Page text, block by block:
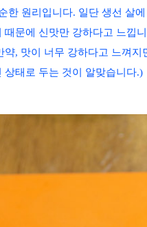
한 원리입니다. 일단 생선 살
문에 신맛만 강하다고 느낍
, 맛이 너무 강하다고 느껴
상태로 두는 것이 알맞습니다.)